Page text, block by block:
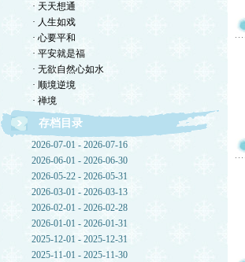
· 天天想通
· 人生如戏
· 心要平和
· 平安就是福
· 无欲自然心如水
· 顺境逆境
· 禅境
存档目录
2026-07-01 - 2026-07-16
2026-06-01 - 2026-06-30
2026-05-22 - 2026-05-31
2026-03-01 - 2026-03-13
2026-02-01 - 2026-02-28
2026-01-01 - 2026-01-31
2025-12-01 - 2025-12-31
2025-11-01 - 2025-11-30